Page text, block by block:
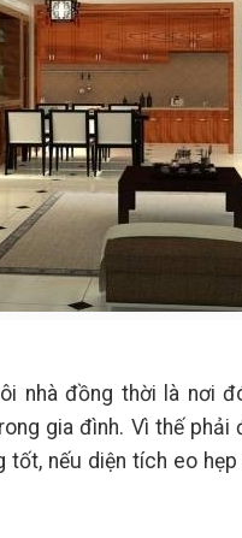
nhà đồng thời là nơi
gia đình. Vì thế
nếu diện tích eo